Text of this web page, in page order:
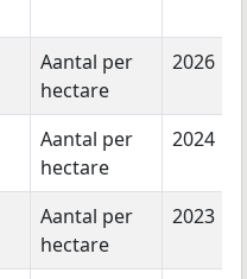
Aantal per
hectare
2026
Aantal per
hectare
2024
Aantal per
hectare
2023